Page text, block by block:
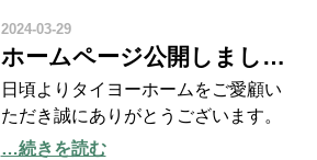
～2024年5月6日(月) ※休業期間中の
SNS
2024-03-29
ホームページ公開しました！
日頃よりタイヨーホームをご愛顧い
ただき誠にありがとうございます。
この度、ホームページをリリースい
…続きを読む